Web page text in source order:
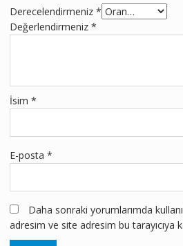
Derecelendirmeniz *
Değerlendirmeniz *
İsim *
E-posta *
Daha sonraki yorumlarımda
adresim ve site adresim bu tarayıcıya